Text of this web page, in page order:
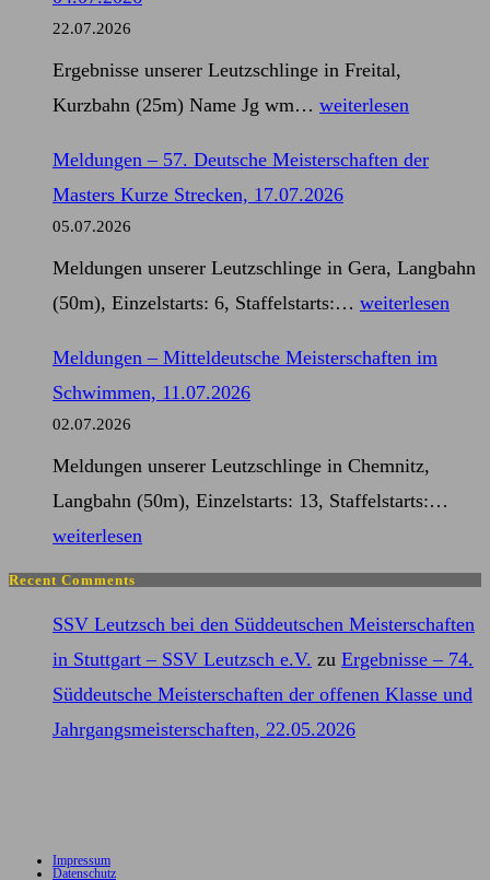
der
Masters
Kurze
Strecken,
22.07.2026
Ergebnisse unserer Leutzschlinge in Freital,
Kurzbahn (25m) Name Jg wm… Ergebnisse
28.
Schwimmfest
Windberg,
04.07.2026
weiterlesen
Meldungen – 57. Deutsche Meisterschaften der
Masters Kurze Strecken, 17.07.2026
05.07.2026
Meldungen unserer Leutzschlinge in Gera, Langbahn
(50m), Einzelstarts: 6, Staffelstarts:… Meldungen
57.
der
Masters
Strecken,
17.07.2026
weiterlesen
Meldungen – Mitteldeutsche Meisterschaften im
Schwimmen, 11.07.2026
02.07.2026
Meldungen unserer Leutzschlinge in Chemnitz,
Langbahn (50m), Einzelstarts: 13, Staffelstarts:…
im
weiterlesen
Recent Comments
SSV Leutzsch bei den Süddeutschen Meisterschaften
in Stuttgart – SSV Leutzsch e.V. zu Ergebnisse – 74.
Süddeutsche Meisterschaften der offenen Klasse und
Jahrgangsmeisterschaften, 22.05.2026
Impressum
Datenschutz